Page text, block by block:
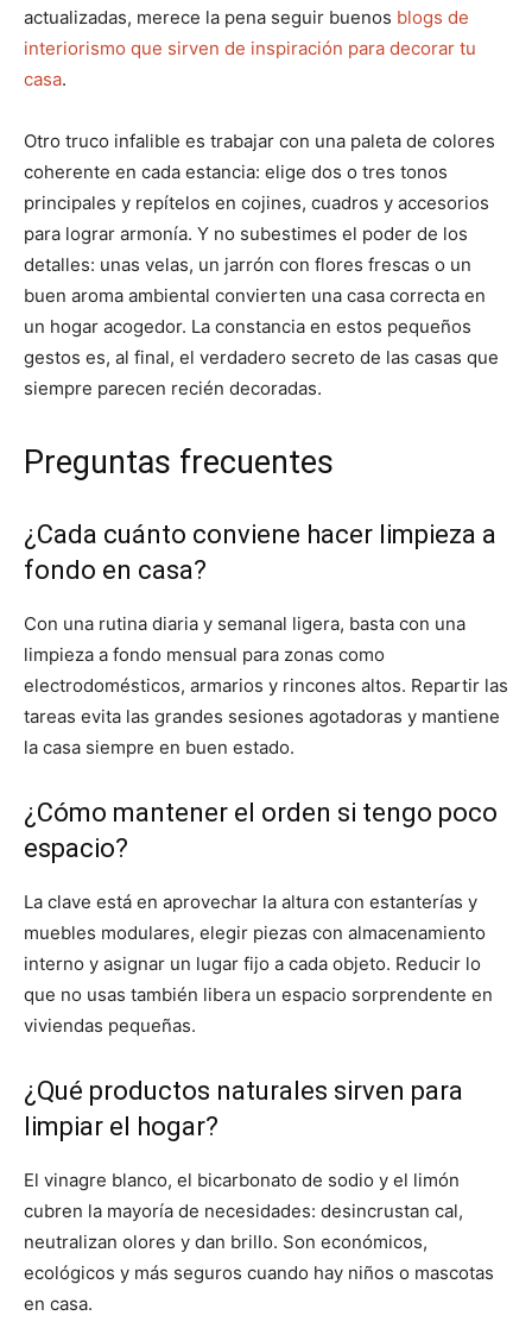
actualizadas, merece la pena seguir buenos blogs de
interiorismo que sirven de inspiración para decorar tu
casa.
Otro truco infalible es trabajar con una paleta de colores
coherente en cada estancia: elige dos o tres tonos
principales y repítelos en cojines, cuadros y accesorios
para lograr armonía. Y no subestimes el poder de los
detalles: unas velas, un jarrón con flores frescas o un
buen aroma ambiental convierten una casa correcta en
un hogar acogedor. La constancia en estos pequeños
gestos es, al final, el verdadero secreto de las casas que
siempre parecen recién decoradas.
Preguntas frecuentes
¿Cada cuánto conviene hacer limpieza a
fondo en casa?
Con una rutina diaria y semanal ligera, basta con una
limpieza a fondo mensual para zonas como
electrodomésticos, armarios y rincones altos. Repartir las
tareas evita las grandes sesiones agotadoras y mantiene
la casa siempre en buen estado.
¿Cómo mantener el orden si tengo poco
espacio?
La clave está en aprovechar la altura con estanterías y
muebles modulares, elegir piezas con almacenamiento
interno y asignar un lugar fijo a cada objeto. Reducir lo
que no usas también libera un espacio sorprendente en
viviendas pequeñas.
¿Qué productos naturales sirven para
limpiar el hogar?
El vinagre blanco, el bicarbonato de sodio y el limón
cubren la mayoría de necesidades: desincrustan cal,
neutralizan olores y dan brillo. Son económicos,
ecológicos y más seguros cuando hay niños o mascotas
en casa.